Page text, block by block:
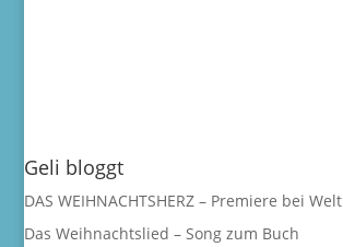
Geli bloggt
DAS WEIHNACHTSHERZ – Premiere bei
Das Weihnachtslied – Song zum Buch